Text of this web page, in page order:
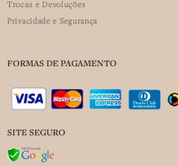
Trocas e Devoluções
Privacidade e Segurança
FORMAS DE PAGAMENTO
SITE SEGURO